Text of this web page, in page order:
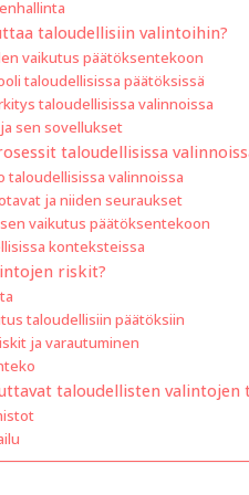
taloudellisiin valintoihin?
vaikutus päätöksentekoon
taloudellisissa päätöksissä
taloudellisissa valinnoissa
sen sovellukset
taloudellisissa
taloudellisissa valinnoissa
ja niiden seuraukset
vaikutus päätöksentekoon
konteksteissa
riskit?
taloudellisiin päätöksiin
ja varautuminen
taloudellisten valintojen